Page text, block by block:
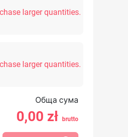
larger quantities.
larger quantities.
Обща сума
0,00 zł brutto